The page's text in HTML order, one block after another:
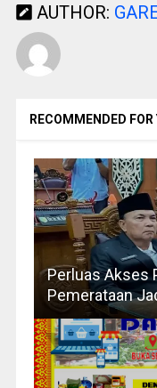
AUTHOR:
RECOMMENDED FOR
Perluas Akses
Pemerataan